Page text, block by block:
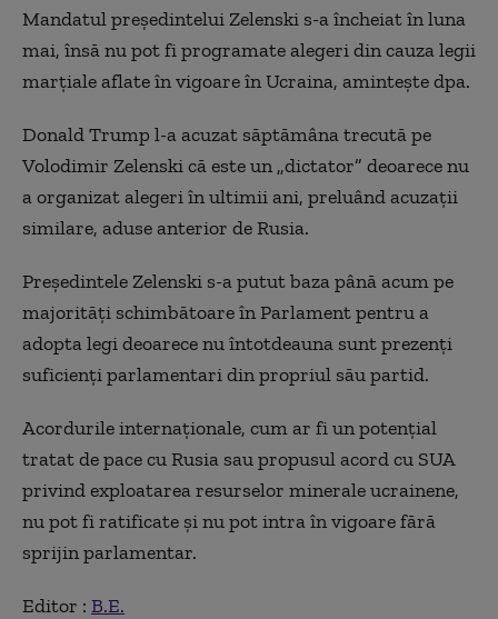
Mandatul preşedintelui Zelenski s-a încheiat în luna
mai, însă nu pot fi programate alegeri din cauza legii
marţiale aflate în vigoare în Ucraina, aminteşte dpa.
Donald Trump l-a acuzat săptămâna trecută pe
Volodimir Zelenski că este un „dictator” deoarece nu
a organizat alegeri în ultimii ani, preluând acuzaţii
similare, aduse anterior de Rusia.
Preşedintele Zelenski s-a putut baza până acum pe
majorităţi schimbătoare în Parlament pentru a
adopta legi deoarece nu întotdeauna sunt prezenţi
suficienţi parlamentari din propriul său partid.
Acordurile internaţionale, cum ar fi un potenţial
tratat de pace cu Rusia sau propusul acord cu SUA
privind exploatarea resurselor minerale ucrainene,
nu pot fi ratificate şi nu pot intra în vigoare fără
sprijin parlamentar.
Editor : B.E.